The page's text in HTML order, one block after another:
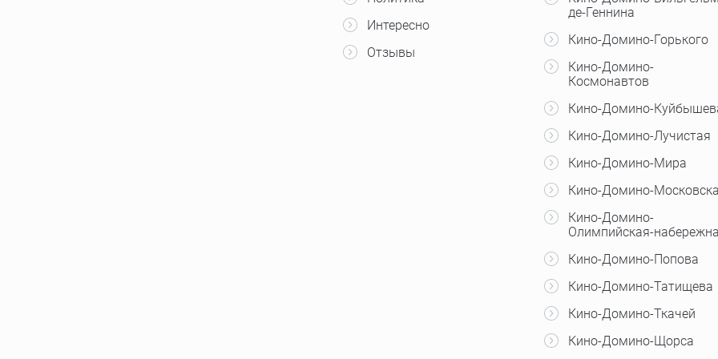
Интересно
Отзывы
де-Геннина
Кино-Домино-Горького
Кино-Домино-
Космонавтов
Кино-Домино-
Кино-Домино-Лучистая
Кино-Домино-Мира
Кино-Домино-
Кино-Домино-
Олимпийская-
Кино-Домино-Попова
Кино-Домино-Татищева
Кино-Домино-Ткачей
Кино-Домино-Щорса